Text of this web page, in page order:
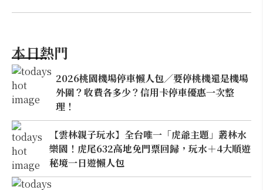
本日熱門
2026桃園機場停車懶人包／要停桃機還是機場
外圍？收費各多少？信用卡停車優惠一次整
理！
【雲林親子玩水】全台唯一「虎爺主題」叢林水
樂園！虎尾632高地免門票回歸，玩水＋4大順遊
秘境一日遊懶人包